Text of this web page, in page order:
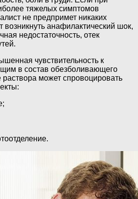
тяжелых симптомов
не предпримет никаких
возникнуть анафилактический шок,
недостаточность, отек
чувствительность к
в состав обезболивающего
может спровоцировать